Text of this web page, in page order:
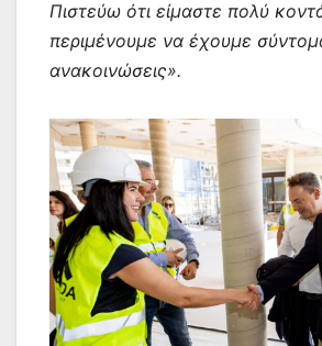
Πιστεύω ότι είμαστε πολύ
περιμένουμε να έχουμε
ανακοινώσεις».